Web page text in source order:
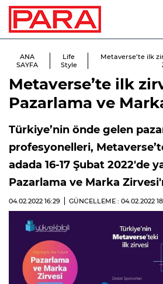
ANA
SAYFA
Life
Style
Metaverse’te ilk
Metaverse’te ilk
Pazarlama ve
Türkiye’nin önde gelen
profesyonelleri,
adada 16-17 Şubat 2022'de
Pazarlama ve Marka
04.02.2022 16:29 GÜNCELLEME : 04.02.2022